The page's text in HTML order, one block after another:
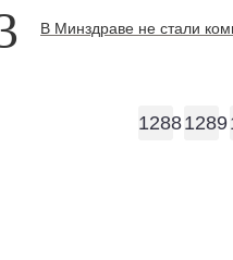
В Минздраве не стали
12881289